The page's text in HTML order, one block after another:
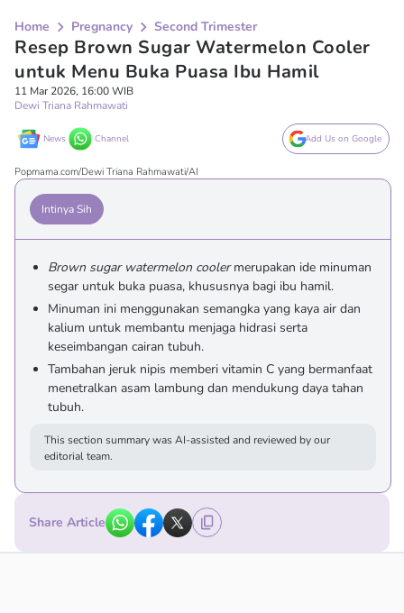
Home Pregnancy Second Trimester
Resep Brown Sugar Watermelon Cooler
untuk Menu Buka Puasa Ibu Hamil
11 Mar 2026, 16:00 WIB
Dewi Triana Rahmawati
News Channel Add Us on Google
Popmama.com/Dewi Triana Rahmawati/AI
Intinya Sih
Brown sugar watermelon coolermerupakan ide minuman
segar untuk buka puasa, khususnya bagi ibu hamil.
Minuman ini menggunakan semangka yang kaya air dan
kalium untuk membantu menjaga hidrasi serta
keseimbangan cairan tubuh.
Tambahan jeruk nipis memberi vitamin C yang bermanfaat
menetralkan asam lambung dan mendukung daya tahan
tubuh.
This section summary was AI-assisted and reviewed by our
editorial team.
Share Article